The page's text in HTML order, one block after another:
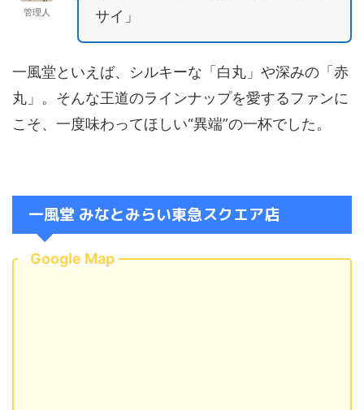
管理人
サイ」
一風堂といえば、シルキーな「白丸」や深みの「赤
丸」。そんな王道のラインナップを愛するファンに
こそ、一度味わってほしい“異端”の一杯でした。
一風堂 みなとみらい東急スクエア店
Google Map